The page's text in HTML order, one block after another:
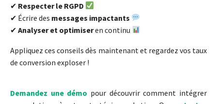
✔ Respecter le RGPD
✔ Écrire des messages impactants
✔ Analyser et optimiseren continu
Appliquez ces conseils dès maintenant et regardez vos taux
de conversion exploser !
Demandez une démo pour découvrir comment intégrer